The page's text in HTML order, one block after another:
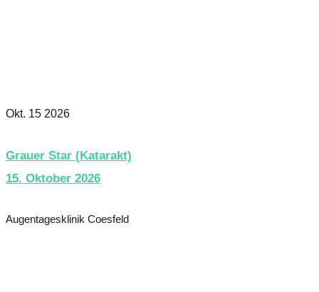
Okt. 15 2026
Grauer Star (Katarakt)
15. Oktober 2026
Augentagesklinik Coesfeld